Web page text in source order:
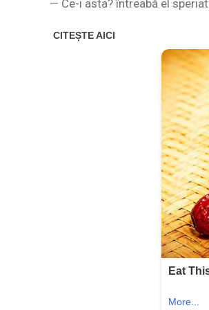
— Ce-i asta? întreabă el speriat.